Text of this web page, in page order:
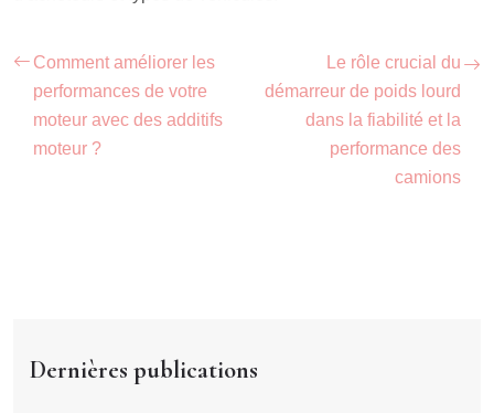
Comment améliorer les
performances de votre
moteur avec des additifs
moteur ?
Le rôle crucial du
démarreur de poids lourd
dans la fiabilité et la
performance des
camions
Dernières publications